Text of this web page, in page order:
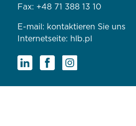
Fax: +48 71 388 13 10
E-mail: kontaktieren Sie uns
Internetseite: hlb.pl